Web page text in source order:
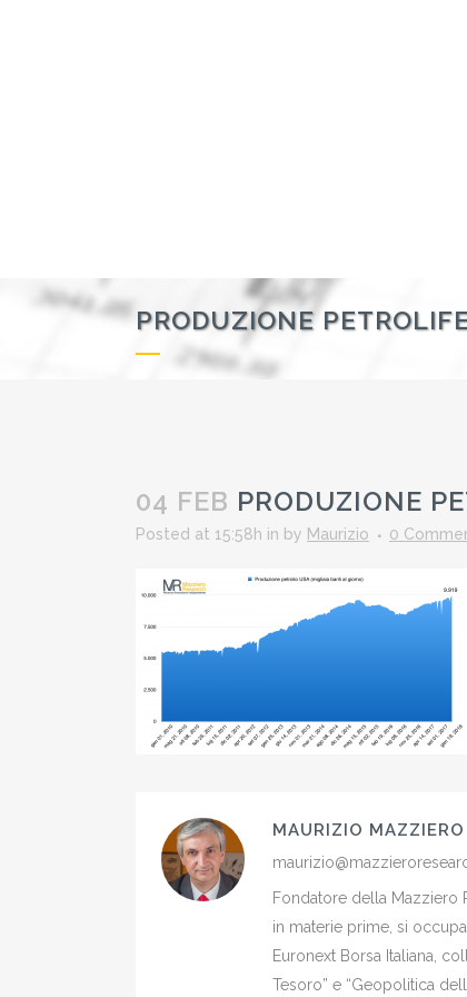
PRODUZIONE
04 FEB PRODUZIONE
Posted at 15:58h in by Maurizio 0
MAURIZIO MAZZIERO
Fondatore della Mazziero
in materie prime, si
Euronext Borsa Italiana,
Tesoro” e “Geopolitica